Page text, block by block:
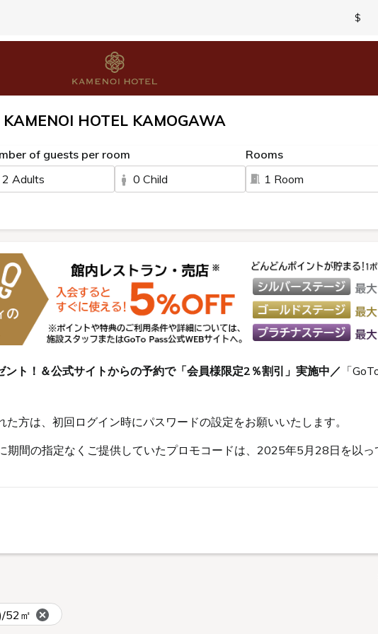
$
KAMENOI HOTEL KAMOGAWA
of guests per room
2 Adults
0 Child
Rooms
1 Room
ト！＆公式サイトからの予約で「会員様限定2％割引」実施中／ 「
方は、初回ログイン時にパスワードの設定をお願いいたします。
間の指定なくご提供していたプロモコードは、2025年5月28日を以っ
52㎡